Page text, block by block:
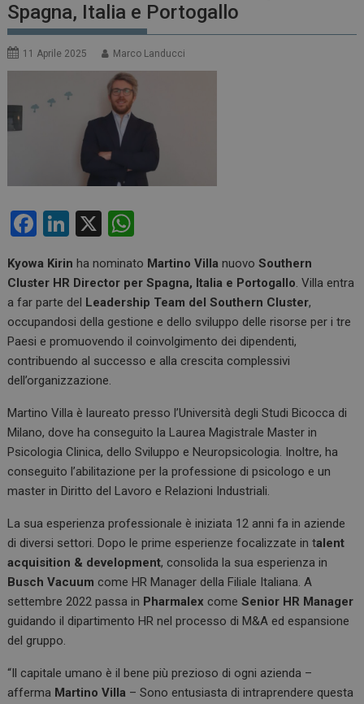
Spagna, Italia e Portogallo
11 Aprile 2025 Marco Landucci
F
ce
b
o
o
k
Li
ke
dI
n
X
at
s
A
p
Kyowa Kirin ha nominato Martino Villa nuovoSouthern
Cluster HR Director per Spagna, Italia e Portogallo. Villa entra
a far parte del
Leadership Team del Southern Cluster,
occupandosi della gestione e dello sviluppo delle risorse per i tre
Paesi e promuovendo il coinvolgimento dei dipendenti,
contribuendo al successo e alla crescita complessivi
dell’organizzazione.
Martino Villa è laureato presso l’Università degli Studi Bicocca di
Milano, dove ha conseguito la Laurea Magistrale Master in
Psicologia Clinica, dello Sviluppo e Neuropsicologia. Inoltre, ha
conseguito l’abilitazione per la professione di psicologo e un
master in Diritto del Lavoro e Relazioni Industriali.
La sua esperienza professionale è iniziata 12 anni fa in aziende
di diversi settori. Dopo le prime esperienze focalizzate in talent
acquisition & development, consolida la sua esperienza in
Busch Vacuum come HR Manager della Filiale Italiana. A
settembre 2022 passa in Pharmalex comeSenior HR Manager
guidando il dipartimento HR nel processo di M&A ed espansione
del gruppo.
“Il capitale umano è il bene più prezioso di ogni azienda –
afferma Martino Villa – Sono entusiasta di intraprendere questa